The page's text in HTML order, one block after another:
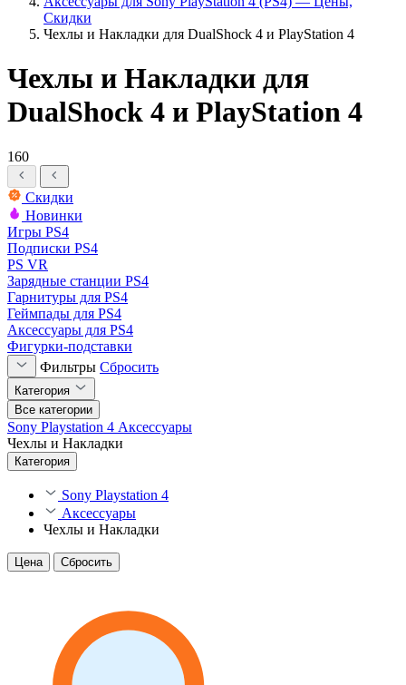
Скидки
Чехлы и Накладки для DualShock 4 и PlayStation 4
Чехлы и Накладки для
DualShock 4 и PlayStation 4
160
Скидки
Новинки
Игры PS4
Подписки PS4
PS VR
Зарядные станции PS4
Гарнитуры для PS4
Геймпады для PS4
Аксессуары для PS4
Фигурки-подставки
Фильтры Сбросить
Категория
Все категории
Sony Playstation 4 Аксессуары
Чехлы и Накладки
Категория
Sony Playstation 4
Аксессуары
Чехлы и Накладки
Цена Сбросить